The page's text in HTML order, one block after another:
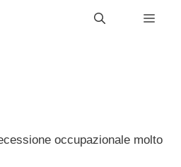
occupazionale molto